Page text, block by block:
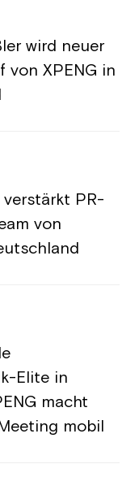
wird neuer
von XPENG in
verstärkt PR-
von
Elite in
macht
mobil